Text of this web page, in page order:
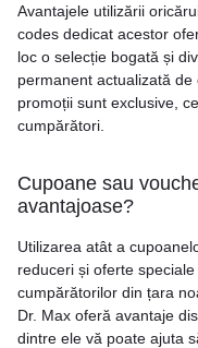
Avantajele utilizării
codes dedicat acestor
loc o selecție bogată și
permanent actualizată
promoții sunt exclusive,
cumpărători.
Cupoane sau
avantajoase?
Utilizarea atât a
reduceri și oferte
cumpărătorilor din țara
Dr. Max oferă avantaje
dintre ele vă poate ajuta